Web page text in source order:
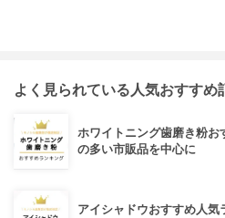
よく見られている人気おすすめ
ホワイトニング歯磨き粉お
の多い市販品を中心に
アイシャドウおすすめ人